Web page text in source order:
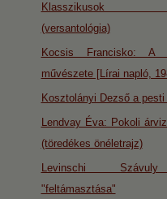
Klasszikusok
(versantológia)
Kocsis Francisko: A
művészete [Lírai napló,
Kosztolányi Dezső a pesti
Lendvay Éva: Pokoli
(töredékes önéletrajz)
Levinschi
"feltámasztása"